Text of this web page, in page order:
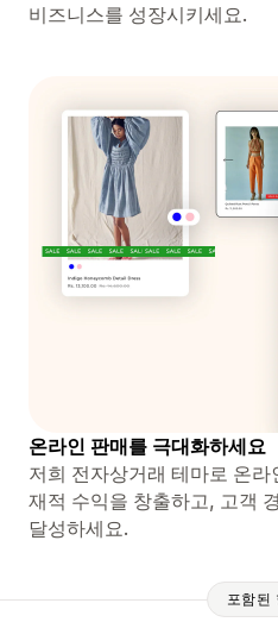
비즈니스를 성장시키세요.
온라인 판매를 극대화하세요
저희 전자상거래 테마로 온
재적 수익을 창출하고, 고객
달성하세요.
포함된